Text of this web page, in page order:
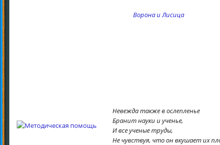
Ворона и Лисица
Невежда также в ослепленье
Бранит науки и ученье,
И все ученые труды,
Не чувствуя, что он вкушает их